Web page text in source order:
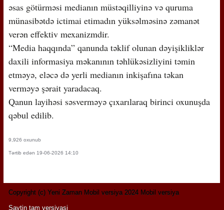
əsas götürməsi medianın müstəqilliyinə və quruma
münasibətdə ictimai etimadın yüksəlməsinə zəmanət
verən effektiv mexanizmdir.
“Media haqqında” qanunda təklif olunan dəyişikliklər
daxili informasiya məkanının təhlükəsizliyini təmin
etməyə, eləcə də yerli medianın inkişafına təkan
verməyə şərait yaradacaq.
Qanun layihəsi səsverməyə çıxarılaraq birinci oxunuşda
qəbul edilib.
9,926 oxunub
Tərtib edən 19-06-2026 14:10
Copyright (c) Yeni Zaman Mobil versiya 2024 Mobil versiya
Saytin tam versiyasi